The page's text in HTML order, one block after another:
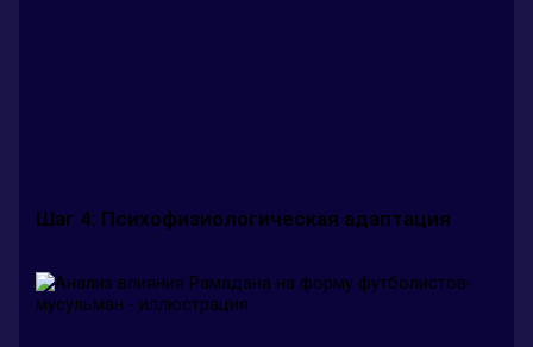
Шаг 4: Психофизиологическая адаптация